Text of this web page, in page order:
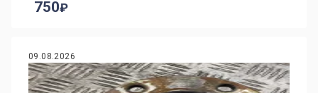
750
09.08.2026